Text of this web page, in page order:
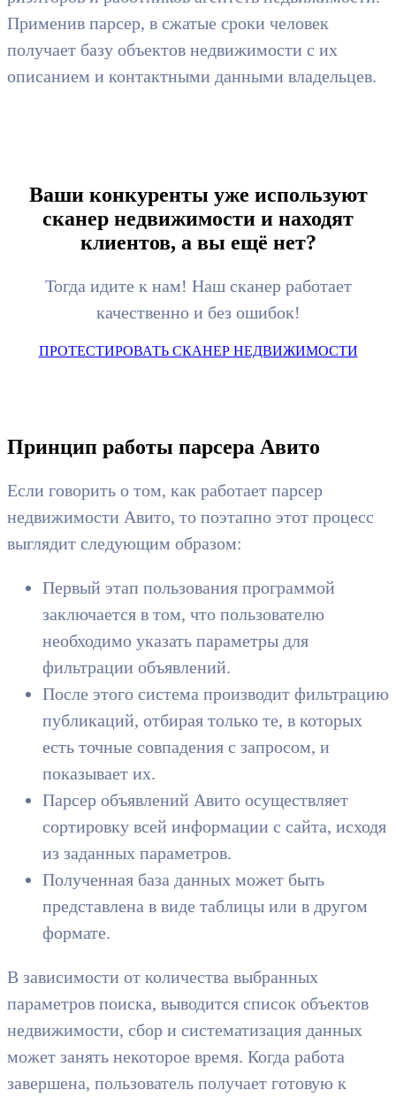
Применив парсер, в сжатые сроки человек
получает базу объектов недвижимости с их
описанием и контактными данными владельцев.
Ваши конкуренты уже используют
сканер недвижимости и находят
клиентов, а вы ещё нет?
Тогда идите к нам! Наш сканер работает
качественно и без ошибок!
ПРОТЕСТИРОВАТЬ СКАНЕР НЕДВИЖИМОСТИ
Принцип работы парсера Авито
Если говорить о том, как работает парсер
недвижимости Авито, то поэтапно этот процесс
выглядит следующим образом:
Первый этап пользования программой
заключается в том, что пользователю
необходимо указать параметры для
фильтрации объявлений.
После этого система производит фильтрацию
публикаций, отбирая только те, в которых
есть точные совпадения с запросом, и
показывает их.
Парсер объявлений Авито осуществляет
сортировку всей информации с сайта, исходя
из заданных параметров.
Полученная база данных может быть
представлена в виде таблицы или в другом
формате.
В зависимости от количества выбранных
параметров поиска, выводится список объектов
недвижимости, сбор и систематизация данных
может занять некоторое время. Когда работа
завершена, пользователь получает готовую к